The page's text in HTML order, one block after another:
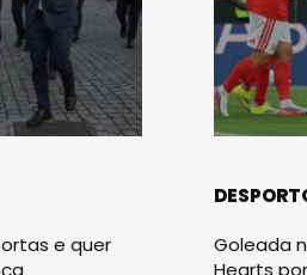
e quer
Goleada
Hearts